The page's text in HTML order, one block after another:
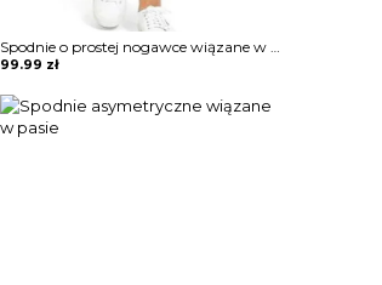
Spodnie o prostej nogawce wiązane w pasie
99.99 zł